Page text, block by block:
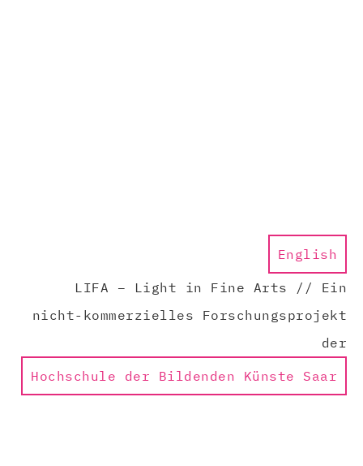
English
LIFA – Light in Fine Arts // Ein
nicht-kommerzielles Forschungsprojekt
der
Hochschule der Bildenden Künste Saar